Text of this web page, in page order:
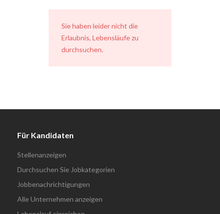
Sie haben leider nicht die
Erlaubnis, Lebensläufe zu
durchsuchen.
Für Kandidaten
Stellenanzeigen
Durchsuchen Sie Jobkategorien
Jobbenachrichtigungen
Alle Unternehmen anzeigen